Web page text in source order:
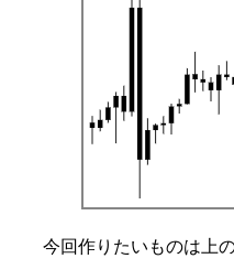
今回作りたいものは上